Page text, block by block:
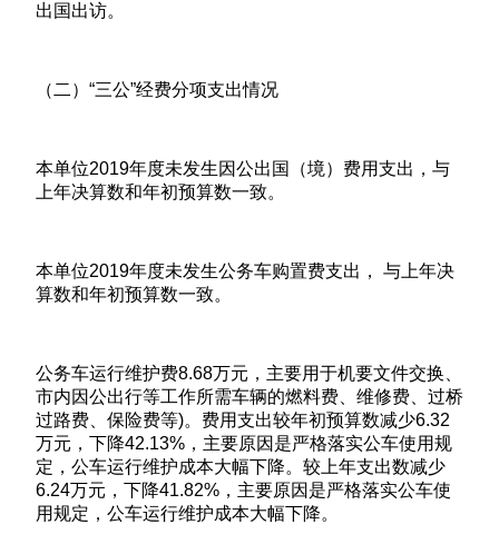
出国出访。
（二）“三公”经费分项支出情况
本单位2019年度未发生因公出国（境）费用支出，与
上年决算数和年初预算数一致。
本单位2019年度未发生公务车购置费支出， 与上年决
算数和年初预算数一致。
公务车运行维护费8.68万元，主要用于机要文件交换、
市内因公出行等工作所需车辆的燃料费、维修费、过桥
过路费、保险费等)。费用支出较年初预算数减少6.32
万元，下降42.13%，主要原因是严格落实公车使用规
定，公车运行维护成本大幅下降。较上年支出数减少
6.24万元，下降41.82%，主要原因是严格落实公车使
用规定，公车运行维护成本大幅下降。